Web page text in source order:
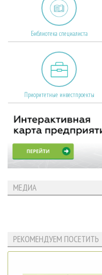
Библиотека специалиста
Приоритетные инвестпроекты
МЕДИА
РЕКОМЕНДУЕМ ПОСЕТИТЬ